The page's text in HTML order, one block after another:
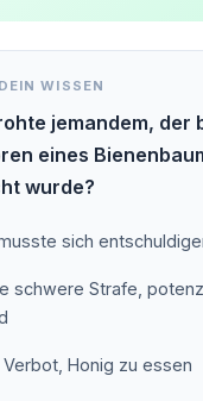
WISSEN
jemandem, der
eines
wurde?
sich
schwere Strafe,
Verbot, Honig zu essen